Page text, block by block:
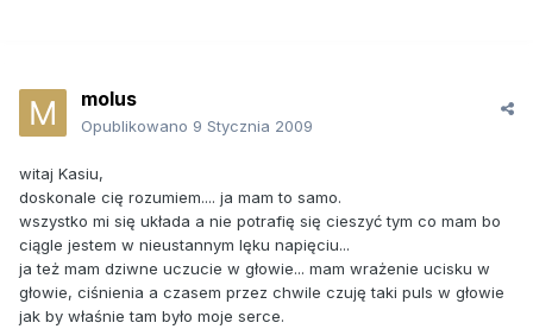
molus
Opublikowano 9 Stycznia 2009
witaj Kasiu,
doskonale cię rozumiem.... ja mam to samo.
wszystko mi się układa a nie potrafię się cieszyć tym co mam bo
ciągle jestem w nieustannym lęku napięciu...
ja też mam dziwne uczucie w głowie... mam wrażenie ucisku w
głowie, ciśnienia a czasem przez chwile czuję taki puls w głowie
jak by właśnie tam było moje serce.